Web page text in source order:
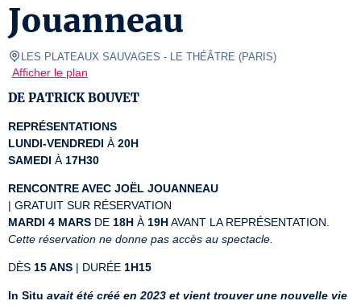
Jouanneau
LES PLATEAUX SAUVAGES - LE THÉÂTRE (PARIS)
Afficher le plan
DE PATRICK BOUVET
REPRÉSENTATIONS
LUNDI-VENDREDI À 20H
SAMEDI À 17H30
RENCONTRE AVEC JOËL JOUANNEAU
MARDI 4 MARS DE 18H À 19H
Cette réservation ne donne pas accès au spectacle.
DÈS 15 ANS | DURÉE 1H15
In Situ avait été créé en 2023 et vient trouver une nouvelle vie